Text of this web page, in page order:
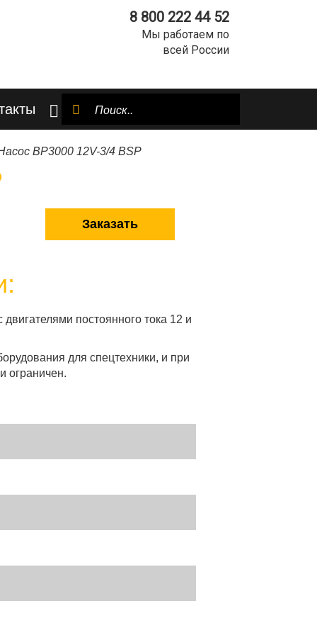
8 800 222 44 52
Мы работаем по
всей России
BP3000 12V-3/4 BSP
Заказать
постоянного тока 12 и
для спецтехники, и при
ограничен.